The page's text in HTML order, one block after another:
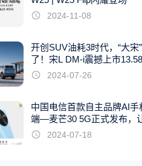
2024-11-08
开创SUV油耗3时代，“大宋
了！宋L DM-i震撼上市
起
2024-07-26
中国电信首款自主品牌AI手
端—麦芒30 5G正式发布，
触手可及2024-07-18